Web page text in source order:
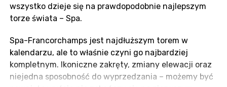
Ostatnie miejsce
Stawka na nową erę F1 w 2022 jest już prawie
ustalona. Po potwierdzeniu składów Williamsa oraz
Haasa zostało jedno wolne miejsce – Alfa Romeo.
Smutnym jest fakt, że mimo naprawdę
spektakularnych rezultatów Giovinazzi może
wszystko dzieje się na prawdopodobnie najlepszym
torze świata – Spa.
Spa-Francorchamps jest najdłuższym torem w
kalendarzu, ale to właśnie czyni go najbardziej
kompletnym. Ikoniczne zakręty, zmiany elewacji oraz
niejedna sposobność do wyprzedzania – możemy być